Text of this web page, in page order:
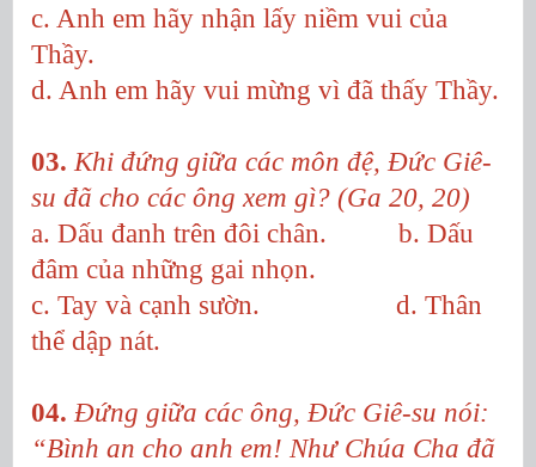
c. Anh em hãy nhận lấy niềm vui của
Thầy.
d. Anh em hãy vui mừng vì đã thấy Thầy.
03. Khi đứng giữa các môn đệ, Đức Giê-
su đã cho các ông xem gì? (Ga 20, 20)
a. Dấu đanh trên đôi chân. b. Dấu
đâm của những gai nhọn.
c. Tay và cạnh sườn. d. Thân
thể dập nát.
04. Đứng giữa các ông, Đức Giê-su nói:
“Bình an cho anh em! Như Chúa Cha đã